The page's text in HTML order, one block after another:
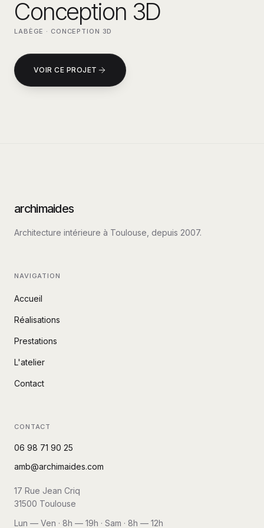
Conception 3D
LABÈGE · CONCEPTION 3D
VOIR CE PROJET
archimaides
Architecture intérieure à Toulouse, depuis 2007.
NAVIGATION
Accueil
Réalisations
Prestations
L'atelier
Contact
CONTACT
06 98 71 90 25
amb@archimaides.com
17 Rue Jean Criq
31500 Toulouse
Lun — Ven · 8h — 19h · Sam · 8h — 12h